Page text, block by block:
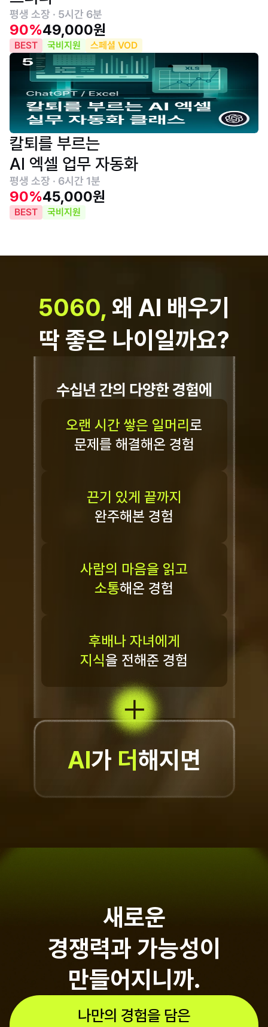
평생 소장 · 5시간 6분
90%49,000원
BEST 국비지원 스페셜 VOD
칼퇴를 부르는
AI 엑셀 업무 자동화
평생 소장 · 6시간 1분
90%45,000원
BEST 국비지원
5060, 왜 AI 배우기
딱 좋은 나이일까요?
수십년 간의 다양한 경험에
오랜 시간 쌓은 일머리 로
문제를 해결해온 경험
끈기 있게 끝까지
완주해본 경험
사람의 마음을 읽고
소통해온 경험
후배나 자녀에게
지식을 전해준 경험
AI가 더 해지면
새로운
경쟁력과 가능성이
만들어지니까.
나만의 경험을 담은